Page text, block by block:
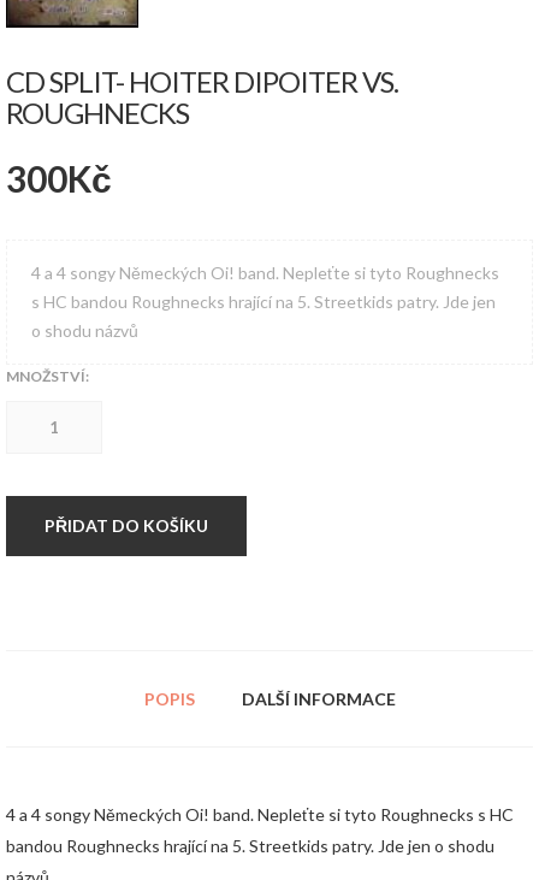
CD SPLIT- HOITER DIPOITER VS.
ROUGHNECKS
300Kč
4 a 4 songy Německých Oi! band. Nepleťte si tyto Roughnecks
s HC bandou Roughnecks hrající na 5. Streetkids patry. Jde jen
o shodu názvů
MNOŽSTVÍ:
vs.
Roughnecks
PŘIDAT DO KOŠÍKU
POPIS DALŠÍ INFORMACE
4 a 4 songy Německých Oi! band. Nepleťte si tyto Roughnecks s HC
bandou Roughnecks hrající na 5. Streetkids patry. Jde jen o shodu